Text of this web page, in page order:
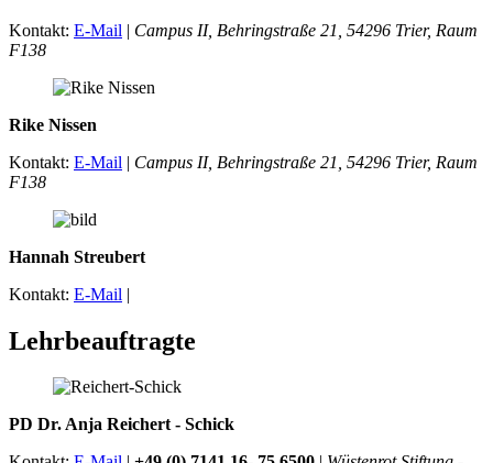
Kontakt: E-Mail | Campus II, Behringstraße 21, 54296 Trier, Raum
F138
Rike Nissen
Kontakt: E-Mail | Campus II, Behringstraße 21, 54296 Trier, Raum
F138
Hannah Streubert
Kontakt: E-Mail |
Lehrbeauftragte
PD Dr. Anja Reichert - Schick